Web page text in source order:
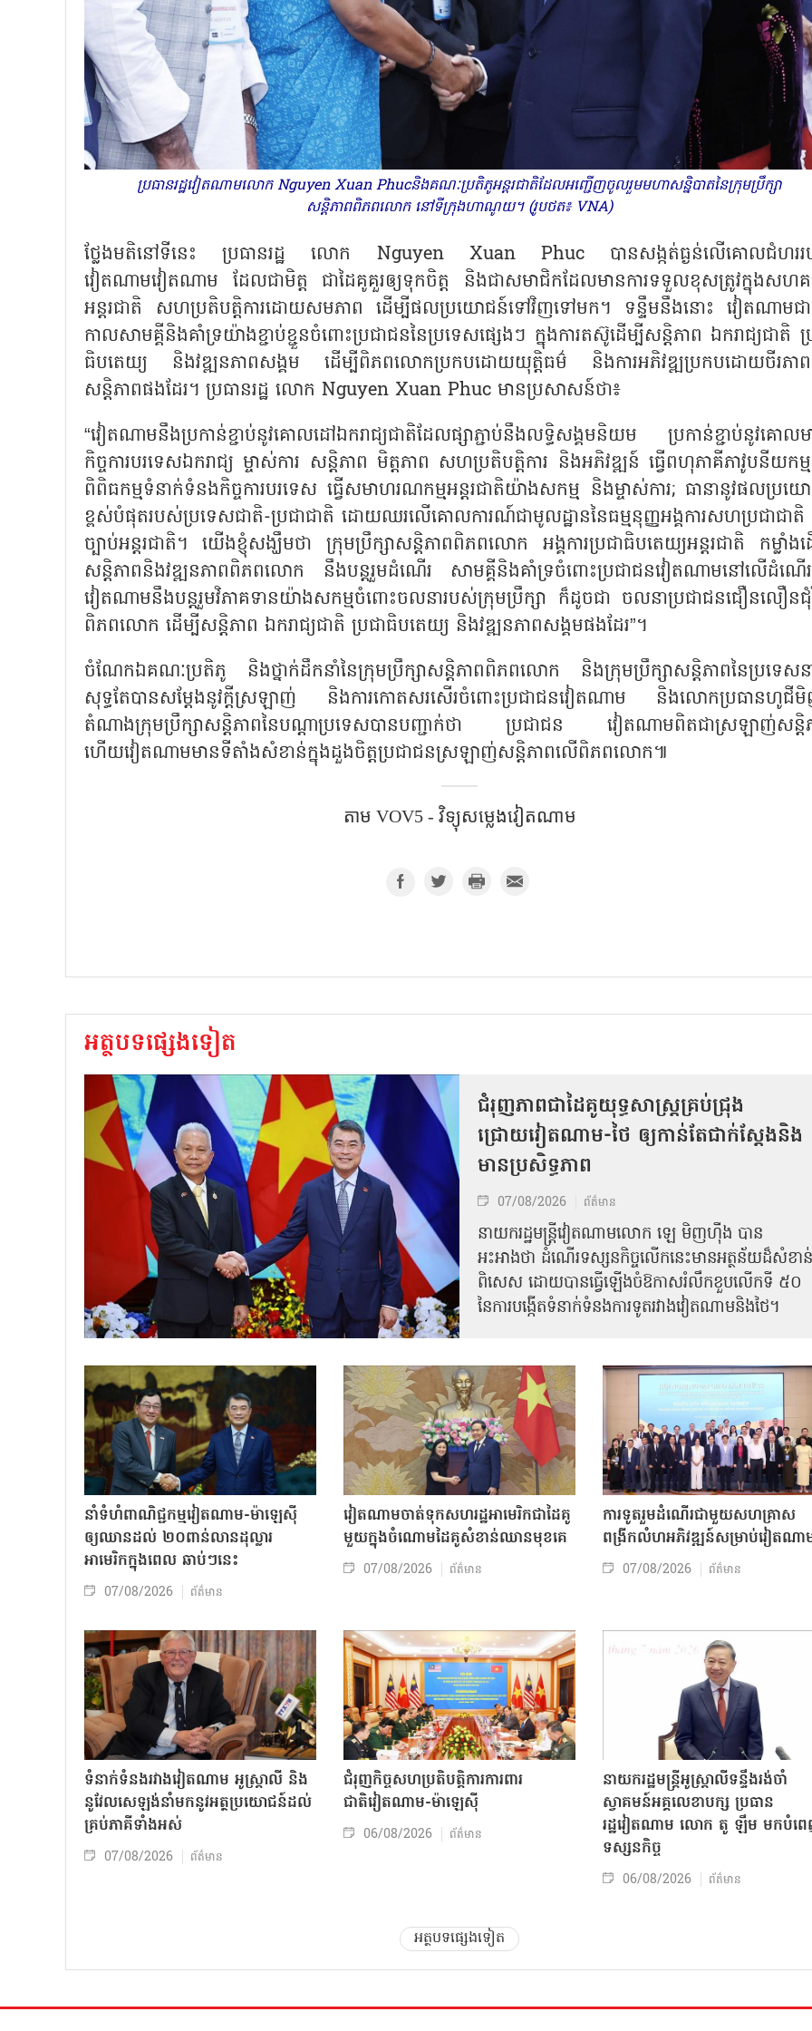
ប្រធានរដ្ឋវៀតណាមលោក Nguyen Xuan Phucនិងគណៈប្រតិភូអន្តរជាតិដែលអញ្ជើញចូលរួមមហាសន្និបាតនៃក្រុមប្រឹក្សា
សន្តិភាពពិភពលោក នៅទីក្រុងហាណូយ។ (រូបថត៖ VNA)
ថ្លែងមតិនៅទីនេះ ប្រធានរដ្ឋ លោក Nguyen Xuan Phuc បានសង្កត់ធ្ងន់លើគោលជំហរ
វៀតណាមវៀតណាម ដែលជាមិត្ត ជាដៃគូគួរឲ្យទុកចិត្ត និងជាសមាជិកដែលមានការទទួលខុសត្រូវក្នុងសហ
អន្តរជាតិ សហប្រតិបត្តិការដោយសមភាព ដើម្បីផលប្រយោជន៍ទៅវិញទៅមក។ ទន្ទឹមនឹងនោះ វៀតណាមជា
កាលសាមគ្គីនិងគាំទ្រយ៉ាងខ្ជាប់ខ្ជួនចំពោះប្រជាជននៃប្រទេសផ្សេងៗ ក្នុងការតស៊ូដើម្បីសន្តិភាព ឯករាជ្យជាតិ ប្
ធិបតេយ្យ និងវឌ្ឍនភាពសង្គម ដើម្បីពិភពលោកប្រកបដោយយុត្តិធម៌ និងការអភិវឌ្ឍប្រកបដោយចីរភា
សន្តិភាពផងដែរ។ ប្រធានរដ្ឋ លោក Nguyen Xuan Phuc មានប្រសាសន៍ថា៖
“វៀតណាមនឹងប្រកាន់ខ្ជាប់នូវគោលដៅឯករាជ្យជាតិដែលផ្សាភ្ជាប់នឹងលទ្ធិសង្គមនិយម ប្រកាន់ខ្ជាប់នូវគោលម
កិច្ចការបរទេសឯករាជ្យ ម្ចាស់ការ សន្តិភាព មិត្តភាព សហប្រតិបត្តិការ និងអភិវឌ្ឍន៍ ធ្វើពហុភាគីភាវូបនីយកម្
ពិពិធកម្មទំនាក់ទំនងកិច្ចការបរទេស ធ្វើសមាហរណកម្មអន្តរជាតិយ៉ាងសកម្ម និងម្ចាស់ការ; ធានានូវផលប្រយ
ខ្ពស់បំផុតរបស់ប្រទេសជាតិ-ប្រជាជាតិ ដោយឈរលើគោលការណ៍ជាមូលដ្ឋាននៃធម្មនុញ្ញអង្គការសហប្រជាជា
ច្បាប់អន្តរជាតិ។ យើងខ្ញុំសង្ឃឹមថា ក្រុមប្រឹក្សាសន្តិភាពពិភពលោក អង្គការប្រជាធិបតេយ្យអន្តរជាតិ កម្លាំងដ
សន្តិភាពនិងវឌ្ឍនភាពពិភពលោក នឹងបន្តរួមដំណើរ សាមគ្គីនិងគាំទ្រចំពោះប្រជាជនវៀតណាមនៅលើដំណើរ
វៀតណាមនឹងបន្តរួមវិភាគទានយ៉ាងសកម្មចំពោះចលនារបស់ក្រុមប្រឹក្សា ក៏ដូចជា ចលនាប្រជាជនជឿនលឿន
ពិភពលោក ដើម្បីសន្តិភាព ឯករាជ្យជាតិ ប្រជាធិបតេយ្យ និងវឌ្ឍនភាពសង្គមផងដែរ”។
ចំណែកឯគណៈប្រតិភូ និងថ្នាក់ដឹកនាំនៃក្រុមប្រឹក្សាសន្តិភាពពិភពលោក និងក្រុមប្រឹក្សាសន្តិភាពនៃប្រទេសន
សុទ្ធតែបានសម្តែងនូវក្តីស្រឡាញ់ និងការកោតសរសើរចំពោះប្រជាជនវៀតណាម និងលោកប្រធានហូជី
តំណាងក្រុមប្រឹក្សាសន្តិភាពនៃបណ្ដាប្រទេសបានបញ្ជាក់ថា ប្រជាជន វៀតណាមពិតជាស្រឡាញ់សន្តិ
ហើយវៀតណាមមានទីតាំងសំខាន់ក្នុងដួងចិត្តប្រជាជនស្រឡាញ់សន្តិភាពលើពិភពលោក៕
តាម​ VOV5 - វិទ្យុសម្លេងវៀតណាម
អត្ថបទផ្សេងទៀត
ជំរុញភាពជាដៃគូយុទ្ធសាស្ត្រគ្រប់ជ្រុង
ជ្រោយវៀតណាម-ថៃ ឲ្យកាន់តែជាក់ស្ដែងនិង
មានប្រសិទ្ធភាព
07/08/2026 ព័ត៌មាន
នាយករដ្ឋមន្ត្រីវៀតណាមលោក ឡេ មិញហ៊ឹង បាន
អះអាងថា ដំណើរទស្សនកិច្ចលើកនេះមានអត្ថន័យដ៏សំខាន់
ពិសេស ដោយបានធ្វើឡើងចំឱកាសរំលឹកខួបលើកទី ៥០
នៃការបង្កើតទំនាក់ទំនងការទូតរវាងវៀតណាមនិងថៃ។
នាំទំហំពាណិជ្ជកម្មវៀតណាម-ម៉ាឡេស៊ី
ឲ្យឈានដល់ ២០ពាន់លានដុល្លារ
អាមេរិកក្នុងពេល ឆាប់ៗនេះ
07/08/2026 ព័ត៌មាន
វៀតណាមចាត់ទុកសហរដ្ឋអាមេរិកជាដៃគូ
មួយក្នុងចំណោមដៃគូសំខាន់ឈានមុខគេ
07/08/2026 ព័ត៌មាន
ការទូតរួមដំណើរជាមួយសហគ្រាស
ពង្រីកលំហអភិវឌ្ឍន៍សម្រាប់វៀតណា
07/08/2026 ព័ត៌មាន
ទំនាក់ទំនងរវាងវៀតណាម អូស្ត្រាលី និង
នូវែលសេឡង់នាំមកនូវអត្ថប្រយោជន៍ដល់
គ្រប់ភាគីទាំងអស់
07/08/2026 ព័ត៌មាន
ជំរុញកិច្ចសហប្រតិបត្តិការការពារ
ជាតិវៀតណាម-ម៉ាឡេស៊ី
06/08/2026 ព័ត៌មាន
នាយករដ្ឋមន្ត្រីអូស្ត្រាលីទន្ទឹងរង់ចាំ
ស្វាគមន៍អគ្គលេខាបក្ស ប្រធាន
រដ្ឋវៀតណាម លោក តូ ឡឹម មកបំព
ទស្សនកិច្ច
06/08/2026 ព័ត៌មាន
អត្ថបទផ្សេងទៀត